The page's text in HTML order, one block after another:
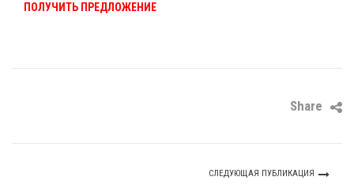
ПОЛУЧИТЬ ПРЕДЛОЖЕНИЕ
Share
СЛЕДУЮЩАЯ ПУБЛИКАЦИЯ